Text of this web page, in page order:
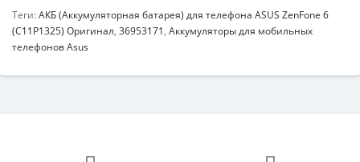
Теги:АКБ (Аккумуляторная батарея) для телефона ASUS ZenFone 6
(C11P1325) Оригинал, 36953171, Аккумуляторы для мобильных
телефонов Asus